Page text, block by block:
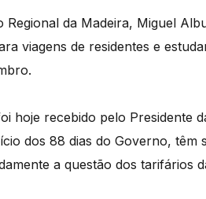
Regional da Madeira, Miguel
viagens de residentes e
hoje recebido pelo Presidente
dos 88 dias do Governo, têm
a questão dos tarifários